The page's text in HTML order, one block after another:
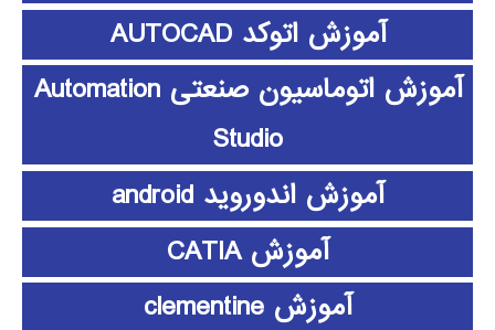
آموزش اتوکد AUTOCAD
آموزش اتوماسیون صنعتی Automation
Studio
آموزش اندوروید android
آموزش CATIA
آموزش clementine